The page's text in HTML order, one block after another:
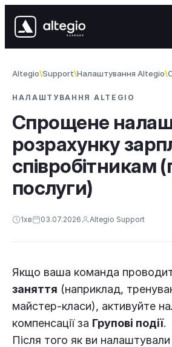
Altegio Support Налаштування Altegio
НАЛАШТУВАННЯ ALTEGIO
Спрощене
розрахунку
співробітникам
послуги)
1хв 03.07.2026 Altegio Support
Якщо ваша команда
заняття (наприклад,
майстер-класи), активуйте
компенсації за Групові події.
Після того як ви налаштували